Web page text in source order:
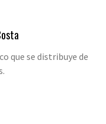
que se distribuye de